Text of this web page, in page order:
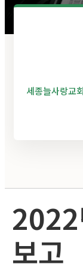
세종늘사랑교회
보고